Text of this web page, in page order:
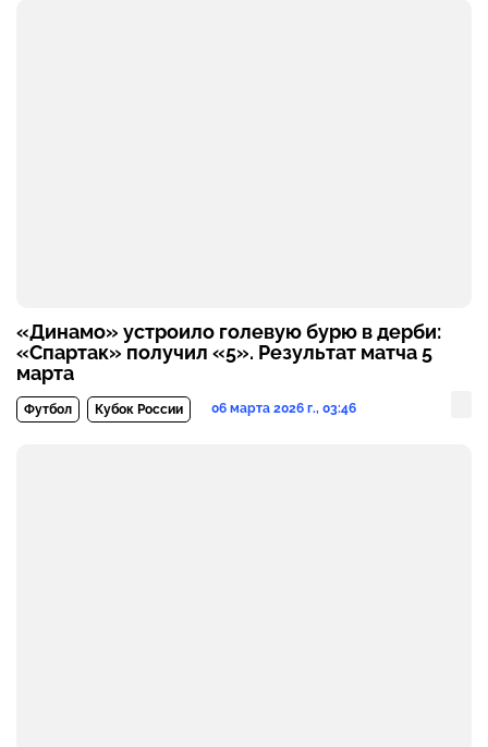
«Динамо» устроило голевую бурю в дерби:
«Спартак» получил «5». Результат матча 5
марта
Футбол Кубок России 06 марта 2026 г., 03:46